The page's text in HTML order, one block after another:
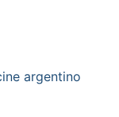
argentino